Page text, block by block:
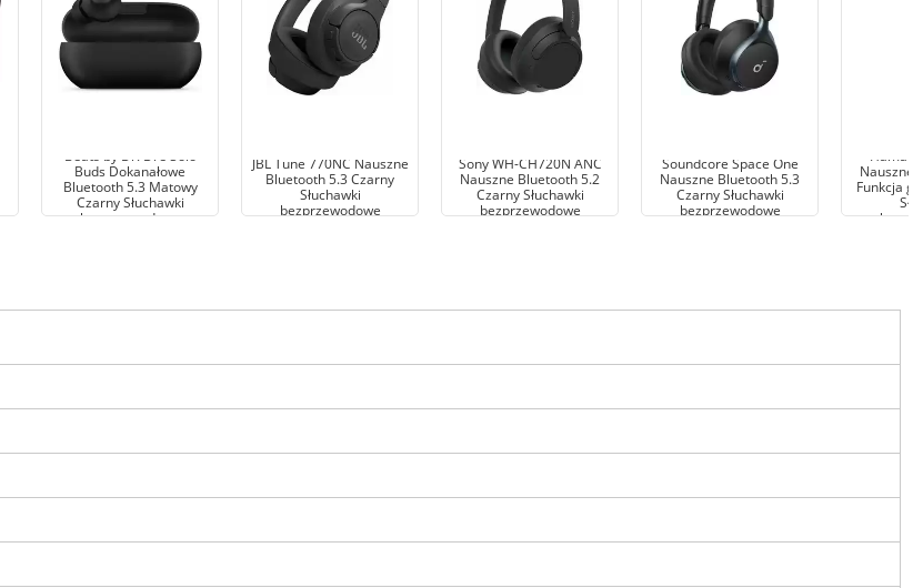
Beats by Dr. Dre Solo
Buds Dokanałowe
Bluetooth 5.3 Matowy
Czarny Słuchawki
bezprzewodowe
JBL Tune 770NC Nauszne
Bluetooth 5.3 Czarny
Słuchawki
bezprzewodowe
Sony WH-CH720N ANC
Nauszne Bluetooth 5.2
Czarny Słuchawki
bezprzewodowe
Soundcore Space One
Nauszne Bluetooth 5.3
Czarny Słuchawki
bezprzewodowe
Hama
Nauszne
Funkcja